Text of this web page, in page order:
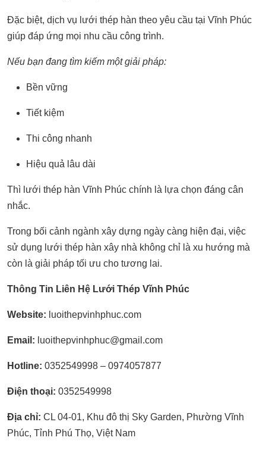
Đặc biệt, dịch vụ lưới thép hàn theo yêu cầu tại Vĩnh Phúc
giúp đáp ứng mọi nhu cầu công trình.
Nếu bạn đang tìm kiếm một giải pháp:
Bền vững
Tiết kiệm
Thi công nhanh
Hiệu quả lâu dài
Thì lưới thép hàn Vĩnh Phúc chính là lựa chọn đáng cân
nhắc.
Trong bối cảnh ngành xây dựng ngày càng hiện đại, việc
sử dụng lưới thép hàn xây nhà không chỉ là xu hướng mà
còn là giải pháp tối ưu cho tương lai.
Thông Tin Liên Hệ Lưới Thép Vĩnh Phúc
Website: luoithepvinhphuc.com
Email: luoithepvinhphuc@gmail.com
Hotline: 0352549998 – 0974057877
Điện thoại: 0352549998
Địa chỉ: CL 04-01, Khu đô thị Sky Garden, Phường Vĩnh
Phúc, Tỉnh Phú Thọ, Việt Nam